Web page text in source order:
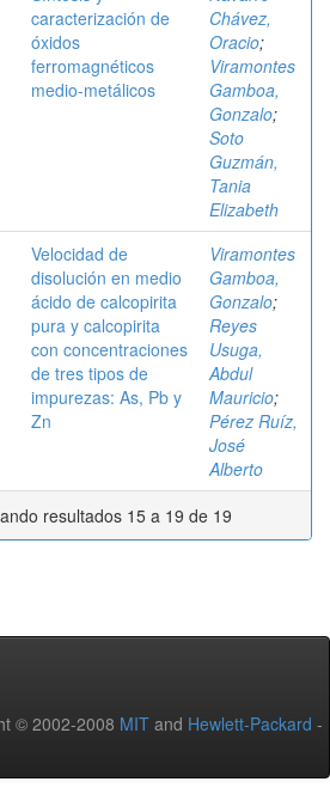
caracterización de
óxidos
ferromagnéticos
medio-metálicos
Chávez,
Oracio;
Viramontes
Gamboa,
Gonzalo;
Soto
Guzmán,
Tania
Elizabeth
Velocidad de
disolución en medio
ácido de calcopirita
pura y calcopirita
con concentraciones
de tres tipos de
impurezas: As, Pb y
Zn
Viramontes
Gamboa,
Gonzalo;
Reyes
Usuga,
Abdul
Mauricio;
Pérez Ruíz,
José
Alberto
resultados 15 a 19 de 19
© 2002-2008 MIT and Hewlett-Packard -